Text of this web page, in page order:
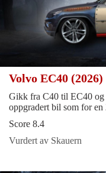
Volvo EC40 (2026)
Gikk fra C40 til EC40 og
oppgradert bil som for en
Score 8.4
Vurdert av Skauern